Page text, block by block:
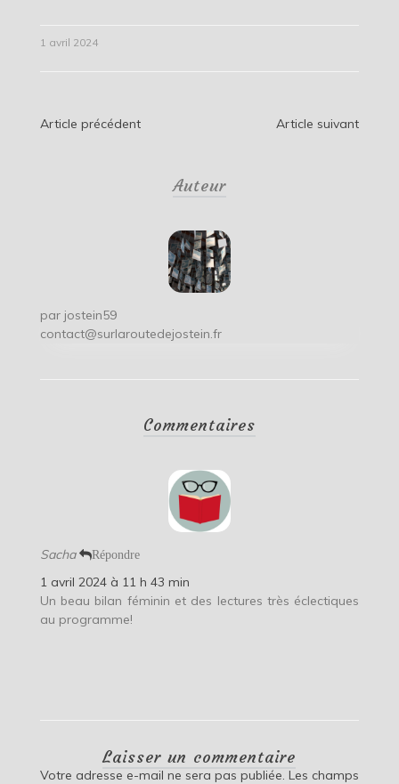
1 avril 2024
Navigation
Article précédent Article suivant
Auteur
par jostein59
contact@surlaroutedejostein.fr
Commentaires
Sacha Répondre
1 avril 2024 à 11 h 43 min
Un beau bilan féminin et des lectures très éclectiques
au programme!
Laisser un commentaire
Votre adresse e-mail ne sera pas publiée. Les champs